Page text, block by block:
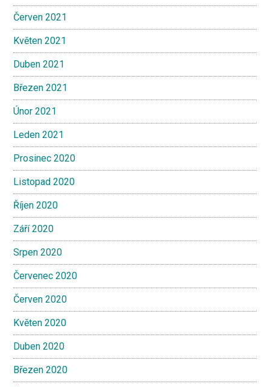
Červen 2021
Květen 2021
Duben 2021
Březen 2021
Únor 2021
Leden 2021
Prosinec 2020
Listopad 2020
Říjen 2020
Září 2020
Srpen 2020
Červenec 2020
Červen 2020
Květen 2020
Duben 2020
Březen 2020